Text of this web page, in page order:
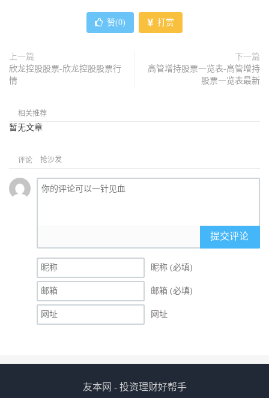
赞(0) 打赏
上一篇
欣龙控股股票-欣龙控股股票行
情
下一篇
高管增持股票一览表-高管增持
股票一览表最新
相关推荐
暂无文章
评论 抢沙发
提交评论
昵称 (必填)
邮箱 (必填)
网址
友本网 - 投资理财好帮手